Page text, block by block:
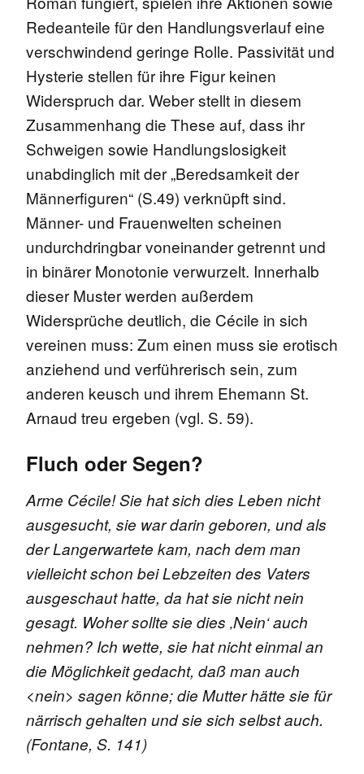
Redeanteile für den Handlungsverlauf eine
verschwindend geringe Rolle. Passivität und
Hysterie stellen für ihre Figur keinen
Widerspruch dar. Weber stellt in diesem
Zusammenhang die These auf, dass ihr
Schweigen sowie Handlungslosigkeit
unabdinglich mit der „Beredsamkeit der
Männerfiguren“ (S.49) verknüpft sind.
Männer- und Frauenwelten scheinen
undurchdringbar voneinander getrennt und
in binärer Monotonie verwurzelt. Innerhalb
dieser Muster werden außerdem
Widersprüche deutlich, die Cécile in sich
vereinen muss: Zum einen muss sie erotisch
anziehend und verführerisch sein, zum
anderen keusch und ihrem Ehemann St.
Arnaud treu ergeben (vgl. S. 59).
Fluch oder Segen?
Arme Cécile! Sie hat sich dies Leben nicht
ausgesucht, sie war darin geboren, und als
der Langerwartete kam, nach dem man
vielleicht schon bei Lebzeiten des Vaters
ausgeschaut hatte, da hat sie nicht nein
gesagt. Woher sollte sie dies ‚Nein‘ auch
nehmen? Ich wette, sie hat nicht einmal an
die Möglichkeit gedacht, daß man auch
<nein> sagen könne; die Mutter hätte sie für
närrisch gehalten und sie sich selbst auch.
(Fontane, S. 141)